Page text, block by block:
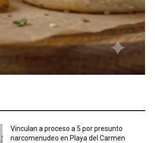
Vinculan a proceso a 5 por presunto
narcomenudeo en Playa del Carmen